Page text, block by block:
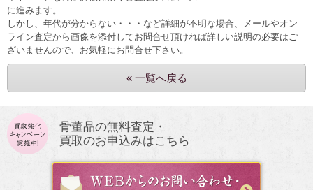
に進みます。
しかし、年代が分からない・・・など詳細が不明な場合、メールやオン
ライン査定から画像を添付してお問合せ頂ければ詳しい説明の必要はご
ざいませんので、お気軽にお問合せ下さい。
« 一覧へ戻る
骨董品の無料査定・
買取のお申込みはこちら